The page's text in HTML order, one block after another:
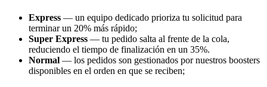
Express — un equipo dedicado prioriza tu solicitud para
terminar un 20% más rápido;
Super Express — tu pedido salta al frente de la cola,
reduciendo el tiempo de finalización en un 35%.
Normal — los pedidos son gestionados por nuestros boosters
disponibles en el orden en que se reciben;